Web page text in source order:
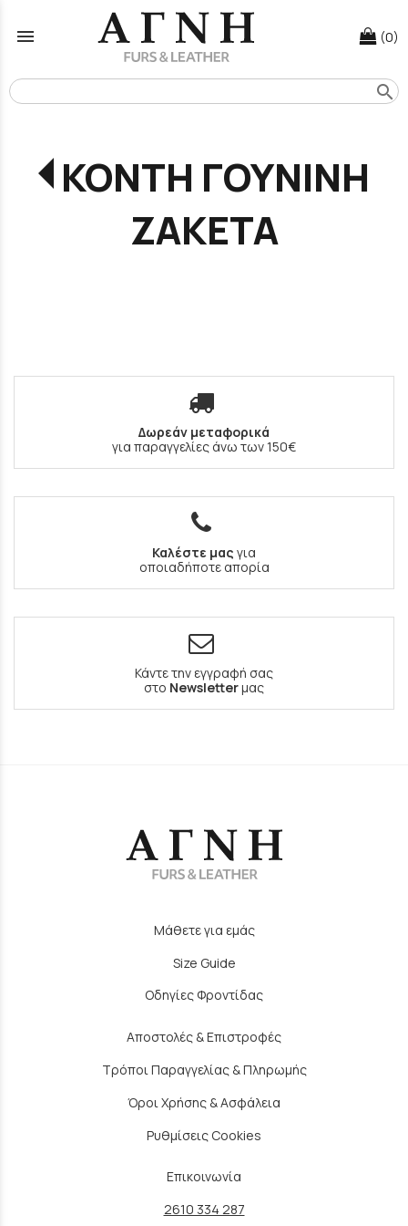
menu (0)
search
ΚΟΝΤΗ ΓΟΥΝΙΝΗ
ΖΑΚΕΤΑ
Δωρεάν μεταφορικά
για παραγγελίες άνω των 150€
Καλέστε μας για
οποιαδήποτε απορία
Κάντε την εγγραφή σας
στο Newsletterμας
Μάθετε για εμάς
Size Guide
Οδηγίες Φροντίδας
Αποστολές & Επιστροφές
Τρόποι Παραγγελίας & Πληρωμής
Όροι Χρήσης & Ασφάλεια
Ρυθμίσεις Cookies
Επικοινωνία
2610 334 287